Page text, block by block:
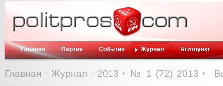
Главная Партия События Журнал Агитпункт
Главная Журнал 2013 № 1 (72) 2013